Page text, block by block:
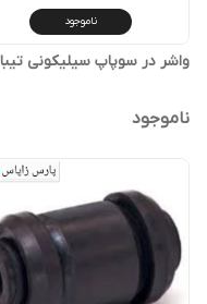
ناموجود
واشر در سوپاپ سیلیکونی تیبا
ناموجود